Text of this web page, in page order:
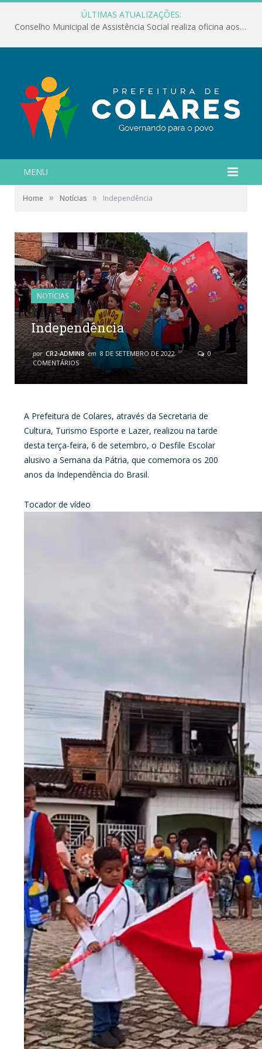
ÚLTIMAS ATUALIZAÇÕES:
Conselho Municipal de Assistência Social realiza oficina aos servidores
MENU
Home » Notícias » Independência
NOTÍCIAS
Independência
por CR2-ADMIN8 em 8 DE SETEMBRO DE 2022
0
COMENTÁRIOS
A Prefeitura de Colares, através da Secretaria de
Cultura, Turismo Esporte e Lazer, realizou na tarde
desta terça-feira, 6 de setembro, o Desfile Escolar
alusivo a Semana da Pátria, que comemora os 200
anos da Independência do Brasil.
Tocador de vídeo